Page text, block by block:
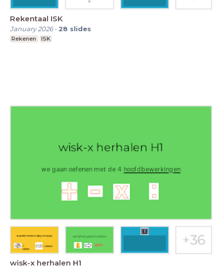
Rekentaal ISK
January 2026- 28 slides
Rekenen ISK
wisk-x herhalen H1